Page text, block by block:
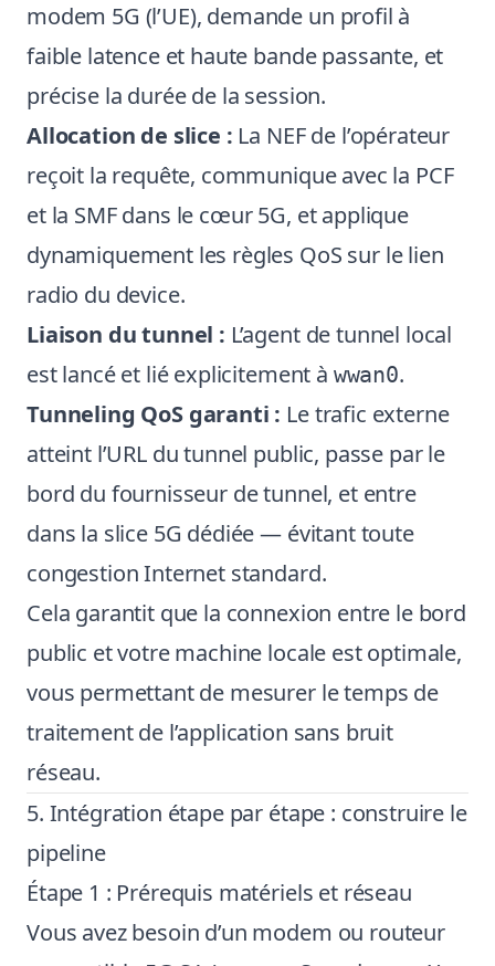
modem 5G (l’UE), demande un profil à
faible latence et haute bande passante, et
précise la durée de la session.
Allocation de slice : La NEF de l’opérateur
reçoit la requête, communique avec la PCF
et la SMF dans le cœur 5G, et applique
dynamiquement les règles QoS sur le lien
radio du device.
Liaison du tunnel : L’agent de tunnel local
est lancé et lié explicitement à wwan0.
Tunneling QoS garanti : Le trafic externe
atteint l’URL du tunnel public, passe par le
bord du fournisseur de tunnel, et entre
dans la slice 5G dédiée — évitant toute
congestion Internet standard.
Cela garantit que la connexion entre le bord
public et votre machine locale est optimale,
vous permettant de mesurer le temps de
traitement de l’application sans bruit
réseau.
5. Intégration étape par étape : construire le
pipeline
Étape 1 : Prérequis matériels et réseau
Vous avez besoin d’un modem ou routeur